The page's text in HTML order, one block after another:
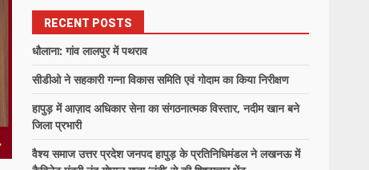
RECENT POSTS
धौलाना: गांव लालपुर में पथराव
सीडीओ ने सहकारी गन्ना विकास समिति एवं गोदाम का किया निरीक्षण
हापुड़ में आज़ाद अधिकार सेना का संगठनात्मक विस्तार, नदीम खान बने
जिला प्रभारी
वैश्य समाज उत्तर प्रदेश जनपद हापुड़ के प्रतिनिधिमंडल ने लखनऊ में